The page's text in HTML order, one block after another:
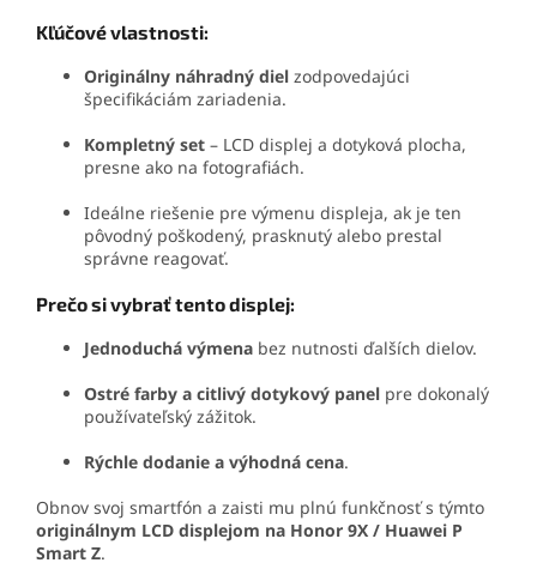
Kľúčové vlastnosti:
Originálny náhradný diel zodpovedajúci
špecifikáciám zariadenia.
Kompletný set – LCD displej a dotyková plocha,
presne ako na fotografiách.
Ideálne riešenie pre výmenu displeja, ak je ten
pôvodný poškodený, prasknutý alebo prestal
správne reagovať.
Prečo si vybrať tento displej:
Jednoduchá výmena bez nutnosti ďalších dielov.
Ostré farby a citlivý dotykový panel pre dokonalý
používateľský zážitok.
Rýchle dodanie a výhodná cena.
Obnov svoj smartfón a zaisti mu plnú funkčnosť s týmto
originálnym LCD displejom na Honor 9X / Huawei P
Smart Z.